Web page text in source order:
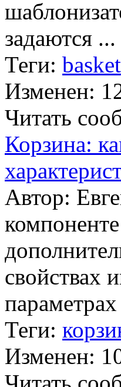
задаются ...
Теги: basket
Изменен:
Читать
Корзина:
Автор:
свойствах
Теги:
Изменен: